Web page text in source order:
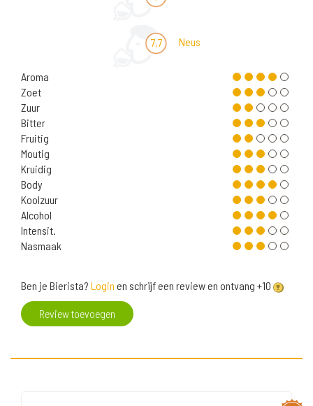
7,7 Neus
Aroma
Zoet
Zuur
Bitter
Fruitig
Moutig
Kruidig
Body
Koolzuur
Alcohol
Intensit.
Nasmaak
Ben je Bierista? Login en schrijf een review en ontvang +10
Review toevoegen